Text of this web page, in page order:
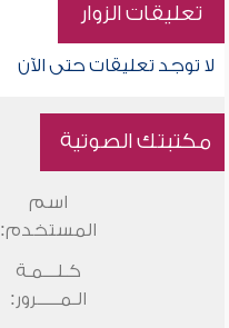
تعليقات الزوار
لا توجد تعليقات حتى الآن
مكتبتك الصوتية
اسم
المستخدم:
كـلـــمـة
الـمـــــرور: